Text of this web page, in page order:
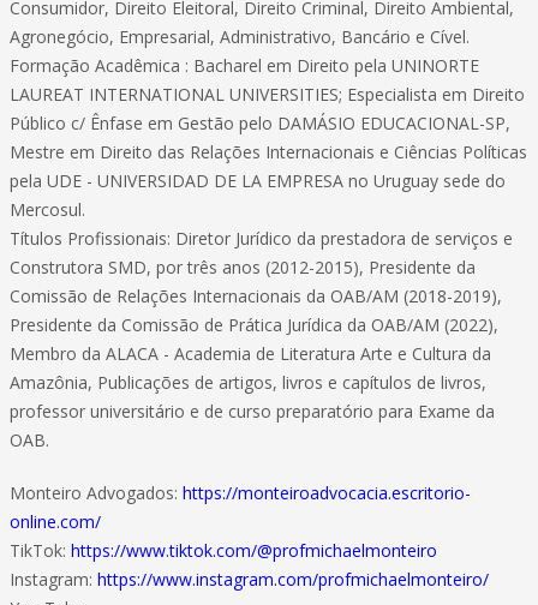
Consumidor, Direito Eleitoral, Direito Criminal, Direito Ambiental,
Agronegócio, Empresarial, Administrativo, Bancário e Cível.
Formação Acadêmica : Bacharel em Direito pela UNINORTE
LAUREAT INTERNATIONAL UNIVERSITIES; Especialista em Direito
Público c/ Ênfase em Gestão pelo DAMÁSIO EDUCACIONAL-SP,
Mestre em Direito das Relações Internacionais e Ciências Políticas
pela UDE - UNIVERSIDAD DE LA EMPRESA no Uruguay sede do
Mercosul.
Títulos Profissionais: Diretor Jurídico da prestadora de serviços e
Construtora SMD, por três anos (2012-2015), Presidente da
Comissão de Relações Internacionais da OAB/AM (2018-2019),
Presidente da Comissão de Prática Jurídica da OAB/AM (2022),
Membro da ALACA - Academia de Literatura Arte e Cultura da
Amazônia, Publicações de artigos, livros e capítulos de livros,
professor universitário e de curso preparatório para Exame da
OAB.
Monteiro Advogados: https://monteiroadvocacia.escritorio-
online.com/
TikTok: https://www.tiktok.com/@profmichaelmonteiro
Instagram: https://www.instagram.com/profmichaelmonteiro/